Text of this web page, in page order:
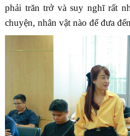
phải trăn trở và suy nghĩ rất
chuyện, nhân vật nào để đưa